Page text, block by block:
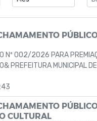
Nº 002/2026 PARA
PREFEITURA MUNICIPAL
CULTURAL